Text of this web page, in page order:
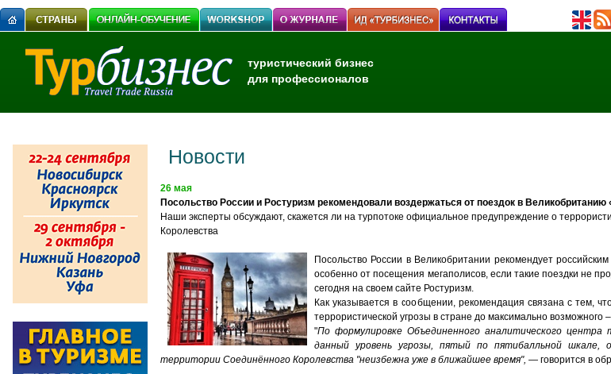
туристический бизнес
для профессионалов
Новости
26 мая
Посольство России и Ростуризм рекомендовали воздержаться от поездок в Великобританию
Наши эксперты обсуждают, скажется ли на турпотоке официальное предупреждение о
Королевства
Посольство России в Великобритании рекомендует
особенно от посещения мегаполисов, если такие поездки не
сегодня на своем сайте Ростуризм.
Как указывается в сообщении, рекомендация связана с тем,
террористической угрозы в стране до максимально возможного –
"По формулировке Объединенного аналитического центра
данный уровень угрозы, пятый по пятибалльной шкале,
территории Соединённого Королевства "неизбежна уже в ближайшее время", — говорится в